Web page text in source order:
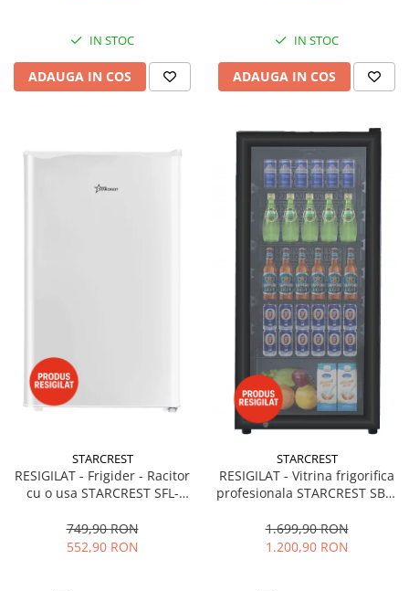
IN STOC
ADAUGA IN COS
IN STOC
ADAUGA IN COS
STARCREST
RESIGILAT - Frigider - Racitor
cu o usa STARCREST SFL-
92L, Iluminare interioara,H 83
cm, Alb
749,90 RON
552,90 RON
STARCREST
RESIGILAT - Vitrina frigorifica
profesionala STARCREST SBC-
reglabil, Iluminare LED, H 104
cm, Negru
1.699,90 RON
1.200,90 RON